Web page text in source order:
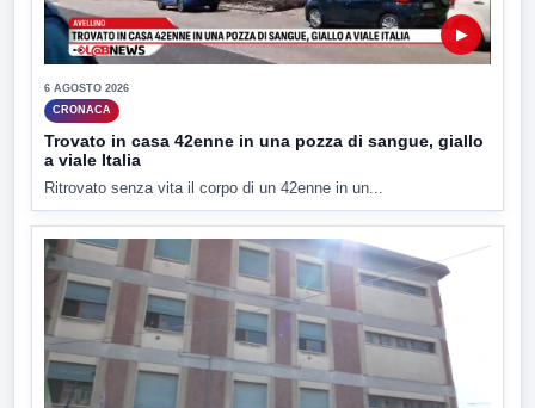
▶
6 AGOSTO 2026
CRONACA
Trovato in casa 42enne in una pozza di sangue, giallo
a viale Italia
Ritrovato senza vita il corpo di un 42enne in un...